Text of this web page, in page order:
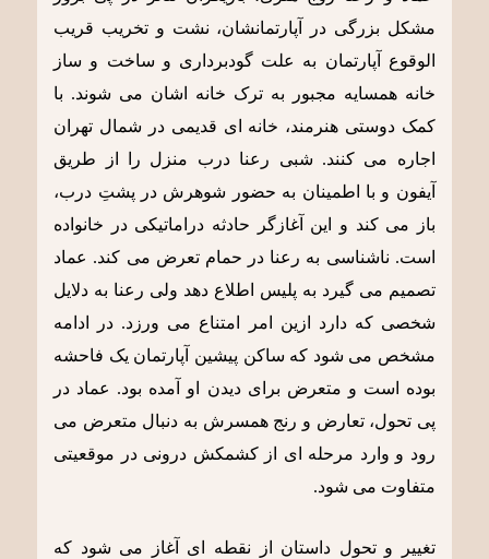
مشکل بزرگی در آپارتمانشان، نشت و تخریب قریب
الوقوع آپارتمان به علت گودبرداری و ساخت و ساز
خانه همسایه مجبور به ترک خانه اشان می شوند. با
کمک دوستی هنرمند، خانه ای قدیمی در شمال تهران
اجاره می کنند. شبی رعنا درب منزل را از طریق
آیفون و با اطمینان به حضور شوهرش در پشتِ درب،
باز می کند و این آغازگر حادثه دراماتیکی در خانواده
است. ناشناسی به رعنا در حمام تعرض می کند. عماد
تصمیم می گیرد به پلیس اطلاع دهد ولی رعنا به دلایل
شخصی که دارد ازین امر امتناع می ورزد. در ادامه
مشخص می شود که ساکن پیشین آپارتمان یک فاحشه
بوده است و متعرض برای دیدن او آمده بود. عماد در
پی تحول، تعارض و رنج همسرش به دنبال متعرض می
رود و وارد مرحله ای از کشمکش درونی در موقعیتی
متفاوت می شود.
تغییر و تحول داستان از نقطه ای آغاز می شود که